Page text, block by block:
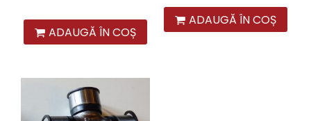
ADAUGĂ ÎN COȘ
ADAUGĂ ÎN COȘ